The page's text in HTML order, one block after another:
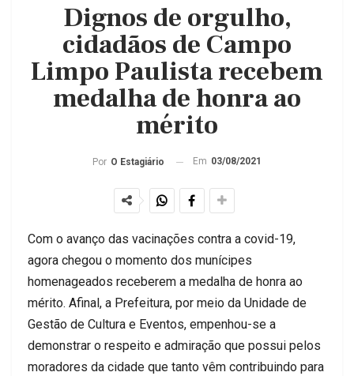
Dignos de orgulho,
cidadãos de Campo
Limpo Paulista recebem
medalha de honra ao
mérito
Por O Estagiário Em 03/08/2021
Com o avanço das vacinações contra a covid-19,
agora chegou o momento dos munícipes
homenageados receberem a medalha de honra ao
mérito. Afinal, a Prefeitura, por meio da Unidade de
Gestão de Cultura e Eventos, empenhou-se a
demonstrar o respeito e admiração que possui pelos
moradores da cidade que tanto vêm contribuindo para